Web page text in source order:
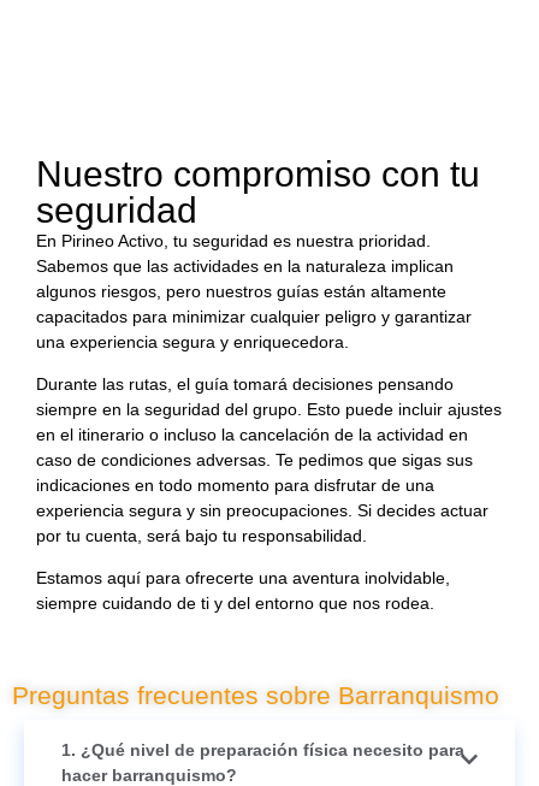
Nuestro compromiso con tu
seguridad
En Pirineo Activo, tu seguridad es nuestra prioridad.
Sabemos que las actividades en la naturaleza implican
algunos riesgos, pero nuestros guías están altamente
capacitados para minimizar cualquier peligro y garantizar
una experiencia segura y enriquecedora.
Durante las rutas, el guía tomará decisiones pensando
siempre en la seguridad del grupo. Esto puede incluir ajustes
en el itinerario o incluso la cancelación de la actividad en
caso de condiciones adversas. Te pedimos que sigas sus
indicaciones en todo momento para disfrutar de una
experiencia segura y sin preocupaciones. Si decides actuar
por tu cuenta, será bajo tu responsabilidad.
Estamos aquí para ofrecerte una aventura inolvidable,
siempre cuidando de ti y del entorno que nos rodea.
Preguntas frecuentes sobre Barranquismo
1. ¿Qué nivel de preparación física necesito para
hacer barranquismo?